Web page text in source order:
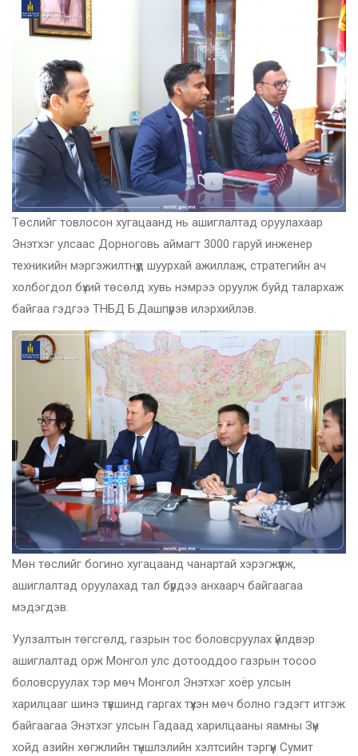
Төслийг товлосон хугацаанд нь ашиглалтад оруулахаар
Энэтхэг улсаас Дорноговь аймагт 3000 гаруй инженер
техникийн мэргэжилтнүүд шуурхай ажиллаж, стратегийн ач
холбогдол бүхий төсөлд хувь нэмрээ оруулж буйд талархаж
байгаа гэдгээ ТНБД Б.Дашпүрэв илэрхийлэв.
Мөн төслийг богино хугацаанд чанартай хэрэгжүүлж,
ашиглалтад оруулахад тал бүрдээ анхаарч байгаагаа
мэдэгдэв.
Уулзалтын төгсгөлд, газрын тос боловсруулах үйлдвэр
ашиглалтад орж Монгол улс дотооддоо газрын тосоо
боловсруулах тэр мөч Монгол Энэтхэг хоёр улсын
харилцааг шинэ түвшинд гаргах түүхэн мөч болно гэдэгт итгэж
байгаагаа Энэтхэг улсын Гадаад харилцааны яамны Зүүн
хойд азийн хөгжлийн түншлэлийн хэлтсийн тэргүүн Сумит